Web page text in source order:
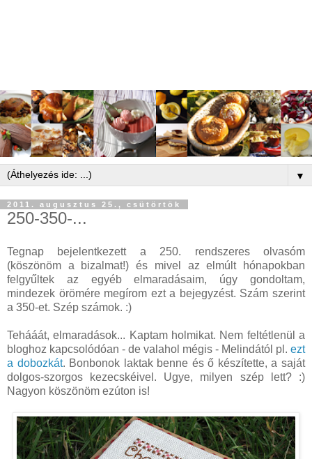
▼
2011. augusztus 25., csütörtök
250-350-...
Tegnap bejelentkezett a 250. rendszeres olvasóm
(köszönöm a bizalmat!) és mivel az elmúlt hónapokban
felgyűltek az egyéb elmaradásaim, úgy gondoltam,
mindezek örömére megírom ezt a bejegyzést. Szám szerint
a 350-et. Szép számok. :)
Tehááát, elmaradások... Kaptam holmikat. Nem feltétlenül a
bloghoz kapcsolódóan - de valahol mégis - Melindától pl. ezt
a dobozkát. Bonbonok laktak benne és ő készítette, a saját
dolgos-szorgos kezecskéivel. Ugye, milyen szép lett? :)
Nagyon köszönöm ezúton is!